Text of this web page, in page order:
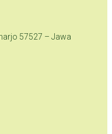
57527 – Jawa